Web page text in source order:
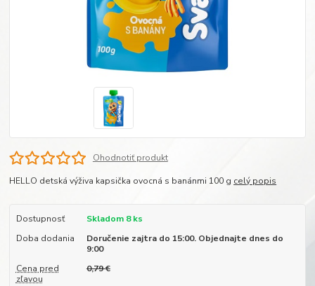
Ohodnotiť produkt
HELLO detská výživa kapsička ovocná s banánmi 100 g celý popis
Dostupnosť
Skladom 8 ks
Doba dodania
Doručenie zajtra do 15:00. Objednajte dnes do
9:00
Cena pred
zľavou
0,79 €